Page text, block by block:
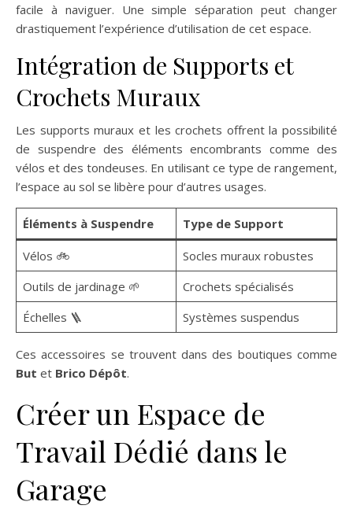
facile à naviguer. Une simple séparation peut changer
drastiquement l’expérience d’utilisation de cet espace.
Intégration de Supports et
Crochets Muraux
Les supports muraux et les crochets offrent la possibilité
de suspendre des éléments encombrants comme des
vélos et des tondeuses. En utilisant ce type de rangement,
l’espace au sol se libère pour d’autres usages.
Éléments à Suspendre Type de Support
Vélos 🚲
Socles muraux robustes
Outils de jardinage 🌱
Crochets spécialisés
Échelles 🪜
Systèmes suspendus
Ces accessoires se trouvent dans des boutiques comme
But et Brico Dépôt.
Créer un Espace de
Travail Dédié dans le
Garage